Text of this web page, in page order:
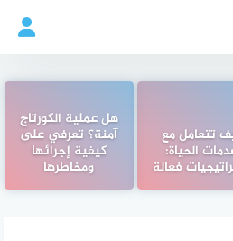
تتعامل مع
الحياة:
فعالة
هل عملية الكورتاج
آمنة؟ تعرفي على
كيفية إجرائها
ومخاطرها